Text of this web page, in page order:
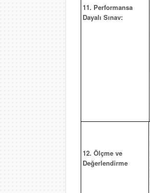
11. Performansa
Dayalı Sınav:
12. Ölçme ve
Değerlendirme